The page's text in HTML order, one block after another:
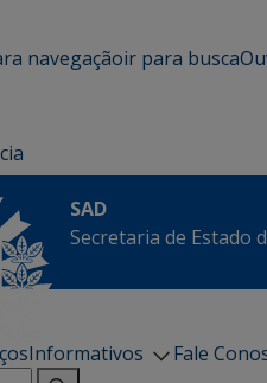
navegaçãoir para busca
SAD
Secretaria de Estado
Informativos Fale